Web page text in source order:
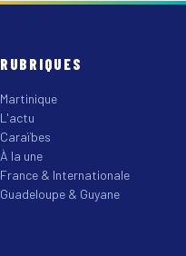
RUBRIQUES
Martinique
L'actu
Caraïbes
À la une
France & Internationale
Guadeloupe & Guyane